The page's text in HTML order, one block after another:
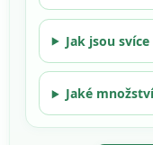
Jak jsou
Jaké